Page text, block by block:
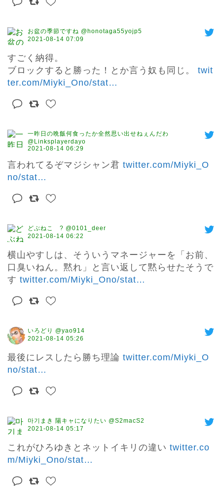
お盆の季節ですね @honotaga55yojp5
2021-08-14 07:09
すごく納得。
ブロックすると勝った！とか言う奴も同じ。 twit
ter.com/Miyki_Ono/stat…
一昨日の晩飯何食ったか全然思い出せねぇんだわ
@Linksplayerdayo
2021-08-14 06:29
言われてるぞマジシャン君 twitter.com/Miyki_O
no/stat…
どぶねこ ? @0101_deer
2021-08-14 06:22
横山やすしは、そういうマネージャーを「お前、
口臭いねん。黙れ」と言い返して黙らせたそうで
す twitter.com/Miyki_Ono/stat…
いろどり @yao914
2021-08-14 05:26
最後にレスしたら勝ち理論 twitter.com/Miyki_O
no/stat…
마기まき 陽キャになりたい @S2macS2
2021-08-14 05:17
これがひろゆきとネットイキリの違い twitter.co
m/Miyki_Ono/stat…